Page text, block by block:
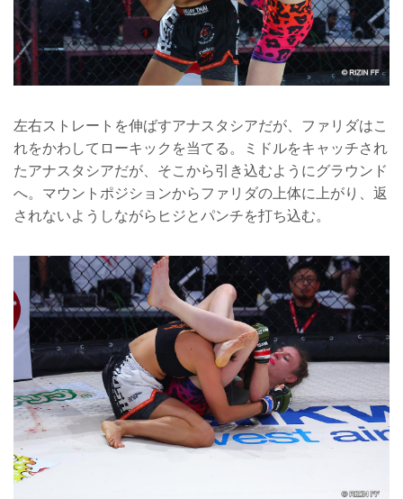
左右ストレートを伸ばすアナスタシアだが、ファリダはこ
れをかわしてローキックを当てる。ミドルをキャッチされ
たアナスタシアだが、そこから引き込むようにグラウンド
へ。マウントポジションからファリダの上体に上がり、返
されないようしながらヒジとパンチを打ち込む。